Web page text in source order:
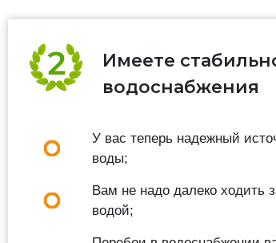
Имеете
водоснабжения
У вас теперь надежный
воды;
Вам не надо далеко ходить
водой;